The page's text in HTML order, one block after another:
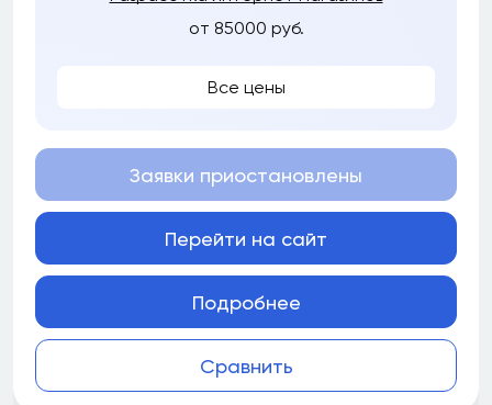
от 85000 руб.
Все цены
Сравнить
Заявки приостановлены
Перейти на сайт
Подробнее